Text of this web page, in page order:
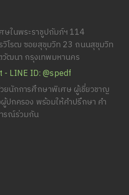
ในพระราชูปถัมภ์ฯ 114
โรฒ ซอยสุขุมวิท 23 ถนนสุขุมวิท
วัฒนา กรุงเทพมหานคร
- LINE ID: @spedf
ยนักการศึกษาพิเศษ ผู้เชี่ยวชาญ
ปกครอง พร้อมให้คำปรึกษา คำ
รณ์ร่วมกัน